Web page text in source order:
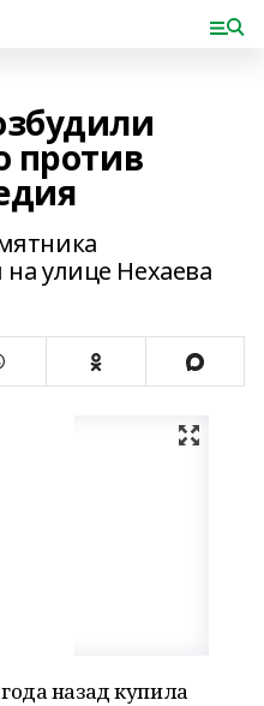
против
на улице Нехаева
назад купила